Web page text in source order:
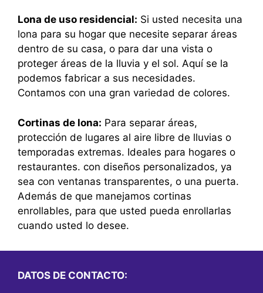
Lona de uso residencial: Si usted necesita una
lona para su hogar que necesite separar áreas
dentro de su casa, o para dar una vista o
proteger áreas de la lluvia y el sol. Aquí se la
podemos fabricar a sus necesidades.
Contamos con una gran variedad de colores.
Cortinas de lona: Para separar áreas,
protección de lugares al aire libre de lluvias o
temporadas extremas. Ideales para hogares o
restaurantes. con diseños personalizados, ya
sea con ventanas transparentes, o una puerta.
Además de que manejamos cortinas
enrollables, para que usted pueda enrollarlas
cuando usted lo desee.
DATOS DE CONTACTO: